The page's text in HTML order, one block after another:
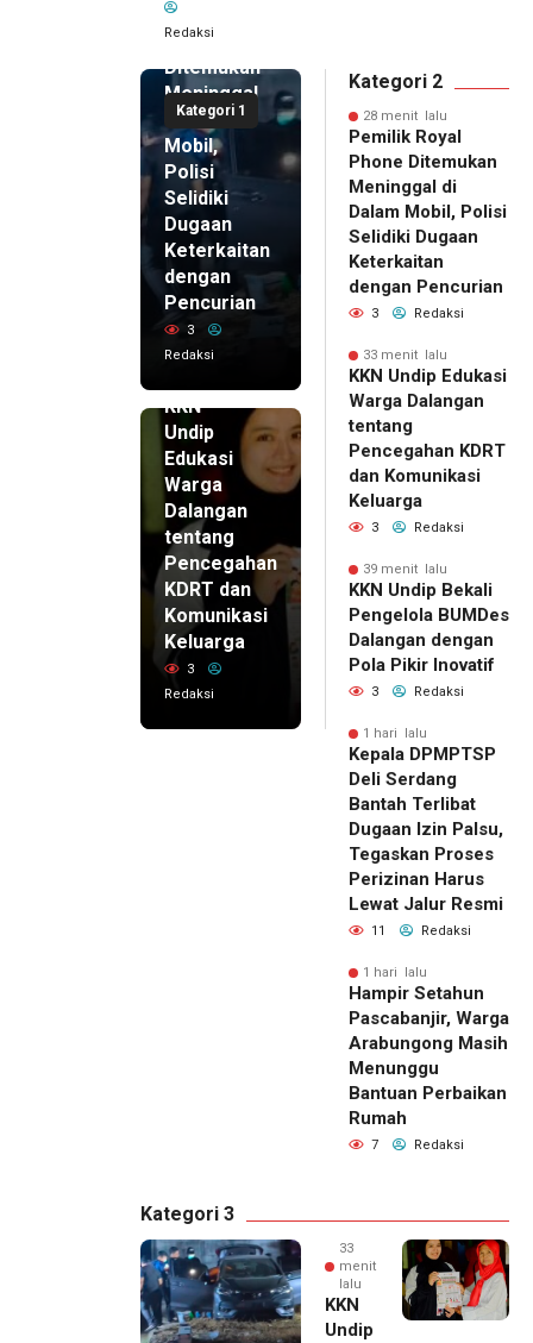
Redaksi
Kategori 1
Royal
Phone
Ditemukan
Meninggal
di Dalam
Mobil,
Polisi
Selidiki
Dugaan
Keterkaitan
dengan
Pencurian
3
Redaksi
KKN
Undip
Edukasi
Warga
Dalangan
tentang
Pencegahan
KDRT dan
Komunikasi
Keluarga
3
Redaksi
Kategori 2
28 menit lalu
Pemilik Royal
Phone Ditemukan
Meninggal di
Dalam Mobil, Polisi
Selidiki Dugaan
Keterkaitan
dengan Pencurian
3 Redaksi
33 menit lalu
KKN Undip Edukasi
Warga Dalangan
tentang
Pencegahan KDRT
dan Komunikasi
Keluarga
3 Redaksi
39 menit lalu
KKN Undip Bekali
Pengelola BUMDes
Dalangan dengan
Pola Pikir Inovatif
3 Redaksi
1 hari lalu
Kepala DPMPTSP
Deli Serdang
Bantah Terlibat
Dugaan Izin Palsu,
Tegaskan Proses
Perizinan Harus
Lewat Jalur Resmi
11 Redaksi
1 hari lalu
Hampir Setahun
Pascabanjir, Warga
Arabungong Masih
Menunggu
Bantuan Perbaikan
Rumah
7 Redaksi
Kategori 3
33
menit
lalu
KKN
Undip